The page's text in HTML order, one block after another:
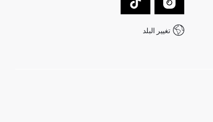
تغيير البلد